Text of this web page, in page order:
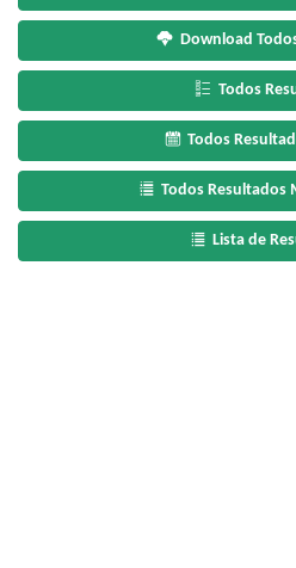
Download
Todos
Todos
Todos Resultados
Lista de